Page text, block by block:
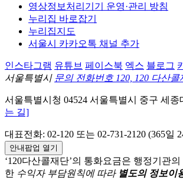
영상정보처리기기 운영·관리 방침
누리집 바로잡기
누리집지도
서울시 카카오톡 채널 추가
인스타그램 유튜브 페이스북 엑스 블로그
서울특별시 문의 전화번호 120, 120 다산콜
서울특별시청 04524 서울특별시 중구 세종
는 길]
대표전화: 02-120 또는 02-731-2120 (365일
안내팝업 열기
‘120다산콜재단’의 통화요금은 행정기관
한 수익자 부담원칙에 따라 별도의 정보이